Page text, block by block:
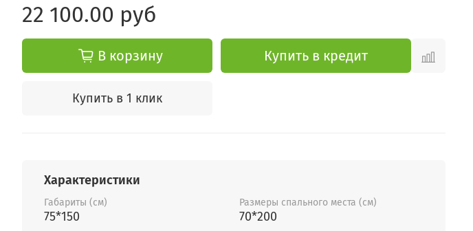
22 100.00 руб
В корзину Купить в кредит
Купить в 1 клик
Характеристики
Габариты (см)
75*150
Размеры спального места (см)
70*200